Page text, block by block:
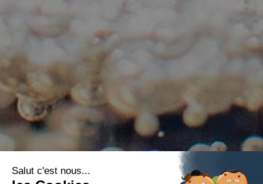
Salut c'est nous...